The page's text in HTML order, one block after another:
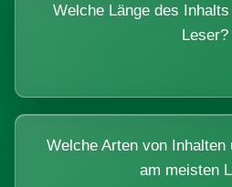
Welche Länge des
Leser?
Welche Arten von Inhalten
am meisten